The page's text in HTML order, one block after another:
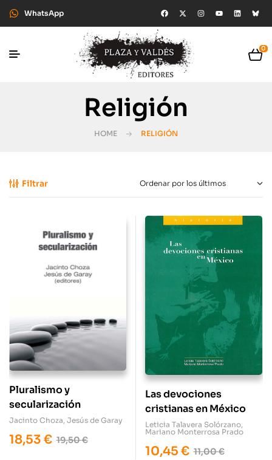
WhatsApp
0
Religión
HOME RELIGIÓN
Filtrar
Pluralismo y
secularización
Jacinto Choza, Jesús de Garay
19,50€
18,53 €
Las devociones
cristianas en México
Leticia Talavera Solórzano,
Mariano Monterrosa Prado
11,00€
10,45 €